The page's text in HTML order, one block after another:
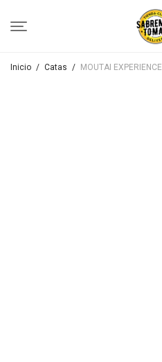
Inicio / Catas / MOUTAI EXPERIENCE